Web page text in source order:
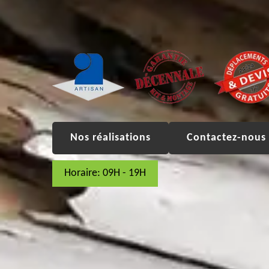
Nos réalisations Contactez-nous
Horaire: 09H - 19H